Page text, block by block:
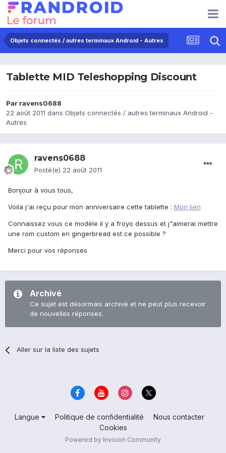
Objets connectés / autres terminaux Android - Autres
Tablette MID Teleshopping Discount
Par ravens0688
22 août 2011 dans Objets connectés / autres terminaux Android -
Autres
ravens0688
Posté(e) 22 août 2011
Bonjour à vous tous,
Voila j'ai reçu pour mon anniversaire cette tablette : Mon lien
Connaissez vous ce modèle il y a froyo dessus et j"aimerai mettre
une rom custom en gingerbread est ce possible ?
Merci pour vos réponses
Archivé
Ce sujet est désormais archivé et ne peut plus recevoir
de nouvelles réponses.
Aller sur la liste des sujets
Langue Politique de confidentialité
Nous contacter
Cookies
Powered by Invision Community